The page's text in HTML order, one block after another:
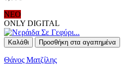
ΝΕΟ
ONLY DIGITAL
Καλάθι Προσθήκη στα αγαπημένα
Θάνος Ματζίλης